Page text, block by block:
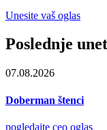
Unesite vaš oglas
Poslednje
07.08.2026
Doberman štenci
pogledajte ceo oglas